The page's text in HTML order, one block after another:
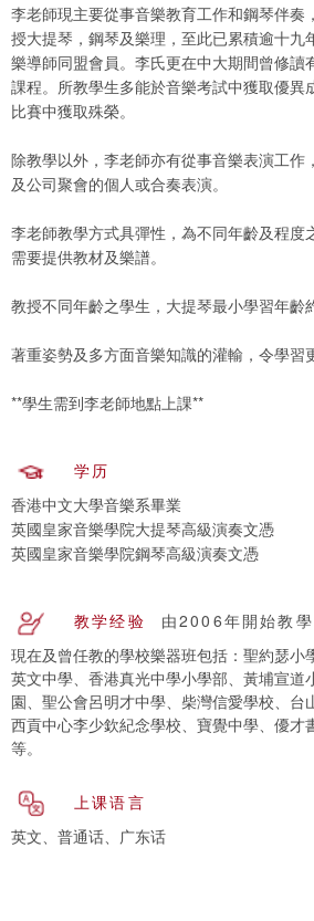
李老師現主要從事音樂教育工作和鋼琴伴奏
授大提琴，鋼琴及樂理，至此已累積逾十九
樂導師同盟會員。李氏更在中大期間曾修讀
課程。所教學生多能於音樂考試中獲取優異
比賽中獲取殊榮。
除教學以外，李老師亦有從事音樂表演工作
及公司聚會的個人或合奏表演。
李老師教學方式具彈性，為不同年齡及程度
需要提供教材及樂譜。
教授不同年齡之學生，大提琴最小學習年齡
著重姿勢及多方面音樂知識的灌輸，令學習
**學生需到李老師地點上課**
学历
香港中文大學音樂系畢業
英國皇家音樂學院大提琴高級演奏文憑
英國皇家音樂學院鋼琴高級演奏文憑
教学经验
由2006年開始教學
現在及曾任教的學校樂器班包括：聖約瑟小
英文中學、香港真光中學小學部、黃埔宣道
園、聖公會呂明才中學、柴灣信愛學校、台
西貢中心李少欽紀念學校、寶覺中學、優才
等。
上课语言
英文、普通话、广东话